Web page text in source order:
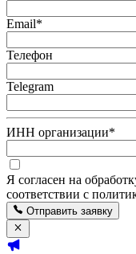
Email*
Телефон
Telegram
ИНН организации*
Я согласен на
соответствии с
Отправить заявку